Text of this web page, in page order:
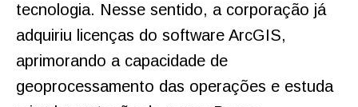
tecnologia. Nesse sentido, a corporação já
adquiriu licenças do software ArcGIS,
aprimorando a capacidade de
geoprocessamento das operações e estuda